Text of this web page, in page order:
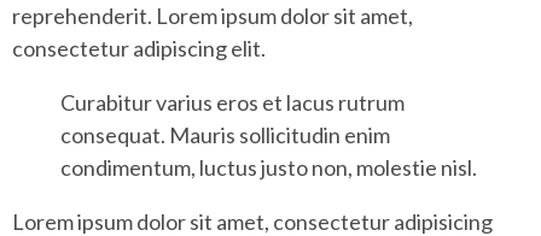
reprehenderit. Lorem ipsum dolor sit amet,
consectetur adipiscing elit.
Curabitur varius eros et lacus rutrum
consequat. Mauris sollicitudin enim
condimentum, luctus justo non, molestie nisl.
Lorem ipsum dolor sit amet, consectetur adipisicing